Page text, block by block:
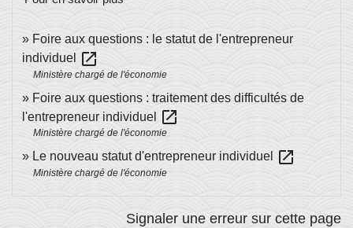
Foire aux questions : le statut de l'entrepreneur
individuel
open_in_new
Ministère chargé de l'économie
Foire aux questions : traitement des difficultés de
l'entrepreneur individuel
open_in_new
Ministère chargé de l'économie
Le nouveau statut d'entrepreneur individuel open_in_new
Ministère chargé de l'économie
Signaler une erreur sur cette page